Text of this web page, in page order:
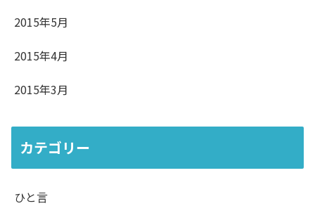
2015年5月
2015年4月
2015年3月
カテゴリー
ひと言